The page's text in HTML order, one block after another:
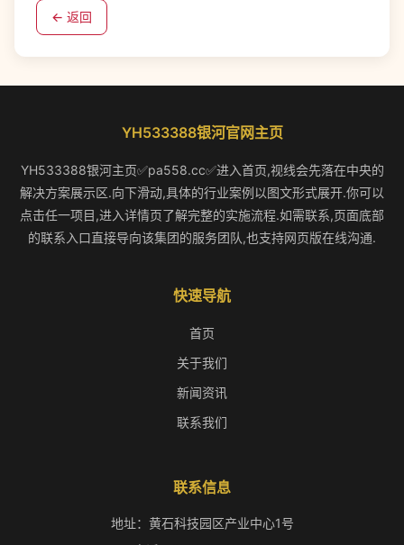
← 返回
YH533388银河官网主页
YH533388银河主页✅pa558.cc✅进入首页,视线会先落在中央的
解决方案展示区.向下滑动,具体的行业案例以图文形式展开.你可以
点击任一项目,进入详情页了解完整的实施流程.如需联系,页面底部
的联系入口直接导向该集团的服务团队,也支持网页版在线沟通.
快速导航
首页
关于我们
新闻资讯
联系我们
联系信息
地址：黄石科技园区产业中心1号